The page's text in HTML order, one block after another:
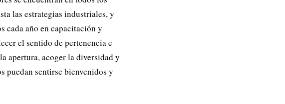
las estrategias industriales, y
cada año en capacitación y
el sentido de pertenencia e
apertura, acoger la diversidad y
puedan sentirse bienvenidos y